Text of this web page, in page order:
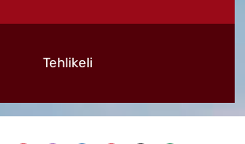
Tehlikeli